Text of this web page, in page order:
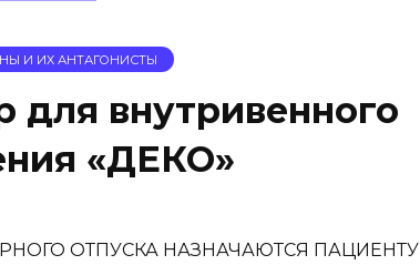
И ИХ АНТАГОНИСТЫ
внутривенного
«ДЕКО»
ОТПУСКА НАЗНАЧАЮТСЯ ПАЦИЕНТУ